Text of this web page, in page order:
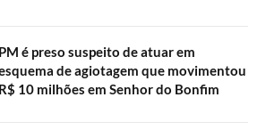
PM é preso suspeito de atuar em
de agiotagem que movimentou
R$ 10 milhões em Senhor do Bonfim